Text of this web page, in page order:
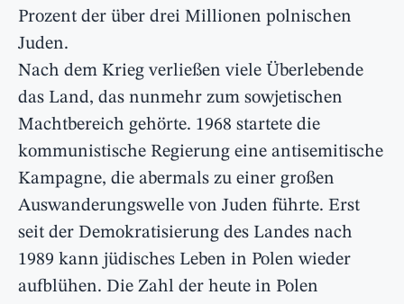
Prozent der über drei Millionen polnischen
Juden.
Nach dem Krieg verließen viele Überlebende
das Land, das nunmehr zum sowjetischen
Machtbereich gehörte. 1968 startete die
kommunistische Regierung eine antisemitische
Kampagne, die abermals zu einer großen
Auswanderungswelle von Juden führte. Erst
seit der Demokratisierung des Landes nach
1989 kann jüdisches Leben in Polen wieder
aufblühen. Die Zahl der heute in Polen